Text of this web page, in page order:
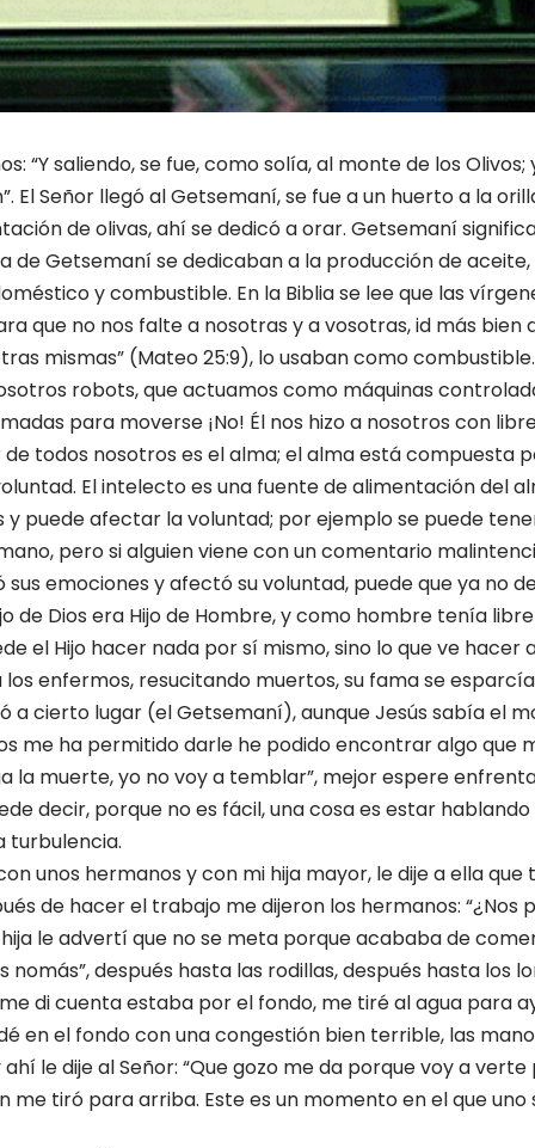
“Y saliendo, se fue, como solía, al monte de los
El Señor llegó al Getsemaní, se fue a un huerto a la
de olivas, ahí se dedicó a orar. Getsemaní
de Getsemaní se dedicaban a la producción de
y combustible. En la Biblia se lee que las
que no nos falte a nosotras y a vosotras, id más bien
mismas” (Mateo 25:9), lo usaban como combustible.
robots, que actuamos como máquinas
para moverse ¡No! Él nos hizo a nosotros con
todos nosotros es el alma; el alma está compuesta
El intelecto es una fuente de alimentación del
y puede afectar la voluntad; por ejemplo se puede
pero si alguien viene con un comentario
emociones y afectó su voluntad, puede que ya no
de Dios era Hijo de Hombre, y como hombre tenía
el Hijo hacer nada por sí mismo, sino lo que ve hacer
los enfermos, resucitando muertos, su fama se
a cierto lugar (el Getsemaní), aunque Jesús sabía el
me ha permitido darle he podido encontrar algo que
la muerte, yo no voy a temblar”, mejor espere
decir, porque no es fácil, una cosa es estar
turbulencia.
unos hermanos y con mi hija mayor, le dije a ella
de hacer el trabajo me dijeron los hermanos: “¿Nos
hija le advertí que no se meta porque acababa de
nomás”, después hasta las rodillas, después hasta los
di cuenta estaba por el fondo, me tiré al agua para
en el fondo con una congestión bien terrible, las
le dije al Señor: “Que gozo me da porque voy a
me tiró para arriba. Este es un momento en el que uno